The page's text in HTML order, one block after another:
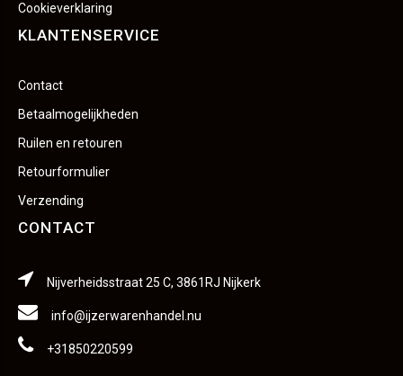
Cookieverklaring
KLANTENSERVICE
Contact
Betaalmogelijkheden
Ruilen en retouren
Retourformulier
Verzending
CONTACT
Nijverheidsstraat 25 C, 3861RJ Nijkerk
info@ijzerwarenhandel.nu
+31850220599